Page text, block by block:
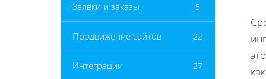
Заявки и заказы 5
Продвижение сайтов 22
Интеграции 27